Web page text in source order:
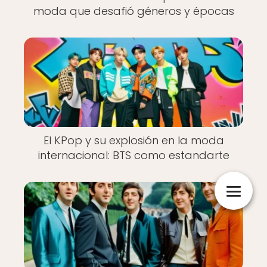
moda que desafió géneros y épocas
El KPop y su explosión en la moda
internacional: BTS como estandarte